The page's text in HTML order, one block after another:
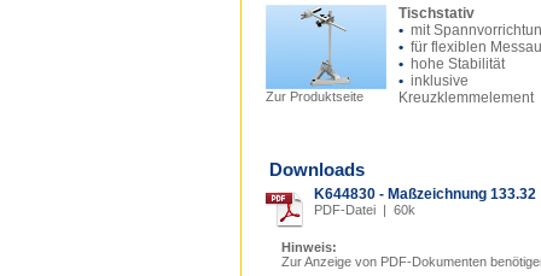
Zur Produktseite
Tischstativ
• mit
• für flexiblen
• hohe Stabilität
• inklusive
Kreuzklemmelement
Downloads
K644830 - Maßzeichnung 133.32
PDF-Datei | 60k
Hinweis:
Zur Anzeige von PDF-Dokumenten